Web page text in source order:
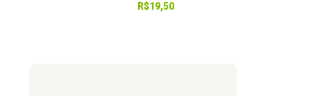
R$19,50